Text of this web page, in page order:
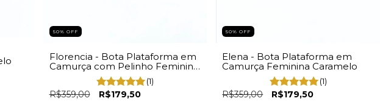
50% OFF
Florencia - Bota Plataforma em
Camurça com Pelinho Feminina
(1)
R$359,00
R$179,50
50% OFF
Elena - Bota Plataforma em
Camurça Feminina Caramelo
(1)
R$359,00
R$179,50